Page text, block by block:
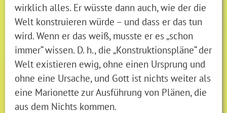
wirklich alles. Er wüsste dann auch, wie der die
Welt konstruieren würde – und dass er das tun
wird. Wenn er das weiß, musste er es „schon
immer“ wissen. D. h., die „Konstruktionspläne“ der
Welt existieren ewig, ohne einen Ursprung und
ohne eine Ursache, und Gott ist nichts weiter als
eine Marionette zur Ausführung von Plänen, die
aus dem Nichts kommen.